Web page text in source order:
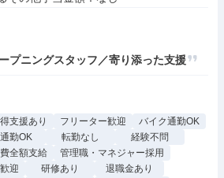
プニングスタッフ／寄り添った支援
支援あり フリーター歓迎
バイク通勤OK
勤OK 転勤なし
経験不問
全額支給
管理職・マネジャー採用
迎 研修あり
退職金あり